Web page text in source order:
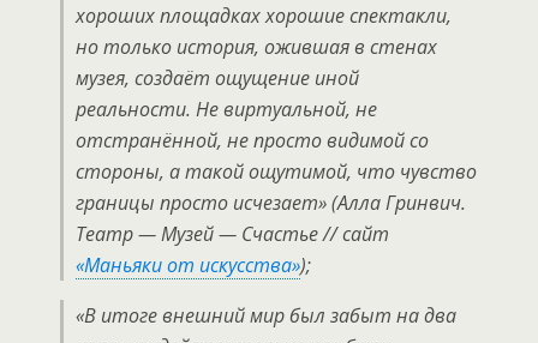
хороших площадках хорошие спектакли,
но только история, ожившая в стенах
музея, создаёт ощущение иной
реальности. Не виртуальной, не
отстранённой, не просто видимой со
стороны, а такой ощутимой, что чувство
границы просто исчезает» (Алла Гринвич.
Театр — Музей — Счастье // сайт
«Маньяки от искусства»);
«В итоге внешний мир был забыт на два